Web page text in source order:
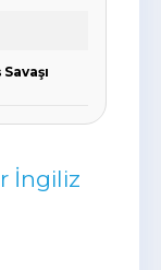
İngiliz